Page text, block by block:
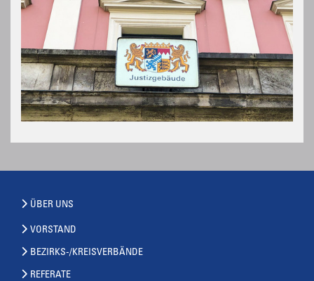
ÜBER UNS
VORSTAND
BEZIRKS-/KREISVERBÄNDE
REFERATE